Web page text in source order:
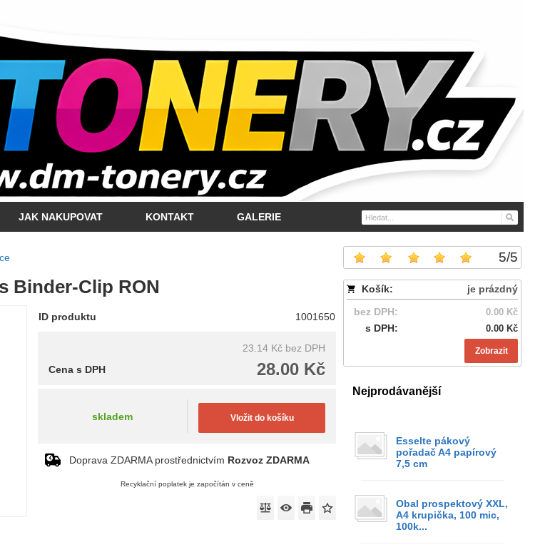
JAK NAKUPOVAT KONTAKT GALERIE
5/5
Košík:
je prázdný
bez DPH:
0.00 Kč
s DPH: 0.00 Kč
Zobrazit
Nejprodávanější
Esselte pákový
pořadač A4 papírový
7,5 cm
Obal prospektový XXL,
A4 krupička, 100 mic,
100k...
Binder-Clip RON
ID produktu 1001650
23.14 Kč bez DPH
28.00 Kč
Cena s DPH
skladem Vložit do košíku
Doprava ZDARMA prostřednictvím Rozvoz ZDARMA
Recyklační poplatek je započítán v ceně